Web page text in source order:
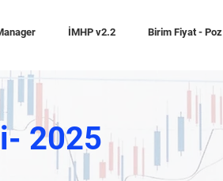
İMHP v2.2 Birim Fiyat - Poz
2025